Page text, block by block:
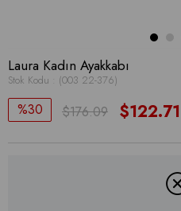
Laura Kadın Ayakkabı
Stok Kodu (003 22-376)
30 $176.09 $122.71